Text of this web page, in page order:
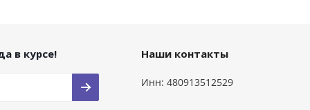
в курсе! Наши контакты
Инн: 480913512529